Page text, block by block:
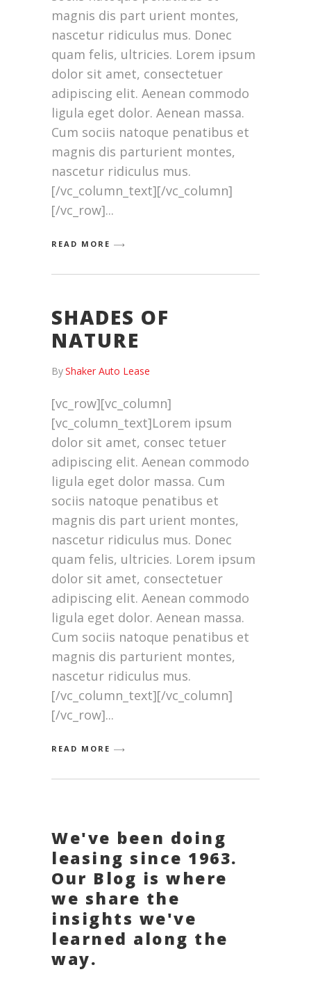
magnis dis part urient montes,
nascetur ridiculus mus. Donec
quam felis, ultricies. Lorem ipsum
dolor sit amet, consectetuer
adipiscing elit. Aenean commodo
ligula eget dolor. Aenean massa.
Cum sociis natoque penatibus et
magnis dis parturient montes,
nascetur ridiculus mus.
[/vc_column_text][/vc_column]
[/vc_row]
READ MORE
SHADES OF
NATURE
ByShaker Auto Lease
[vc_row][vc_column]
[vc_column_text]Lorem ipsum
dolor sit amet, consec tetuer
adipiscing elit. Aenean commodo
ligula eget dolor massa. Cum
sociis natoque penatibus et
magnis dis part urient montes,
nascetur ridiculus mus. Donec
quam felis, ultricies. Lorem ipsum
dolor sit amet, consectetuer
adipiscing elit. Aenean commodo
ligula eget dolor. Aenean massa.
Cum sociis natoque penatibus et
magnis dis parturient montes,
nascetur ridiculus mus.
[/vc_column_text][/vc_column]
[/vc_row]
READ MORE
We've been doing
leasing since 1963.
Our Blog is where
we share the
insights we've
learned along the
way.